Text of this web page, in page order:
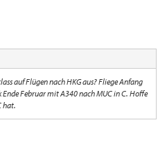
auf Flügen nach HKG aus? Fliege Anfang
Februar mit A340 nach MUC in C. Hoffe
hat.